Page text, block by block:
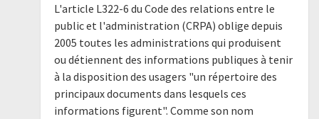
L'article L322-6 du Code des relations entre le
public et l'administration (CRPA) oblige depuis
2005 toutes les administrations qui produisent
ou détiennent des informations publiques à tenir
à la disposition des usagers "un répertoire des
principaux documents dans lesquels ces
informations figurent". Comme son nom